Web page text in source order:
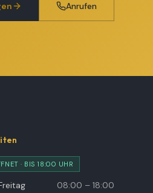
Anrufen
· BIS 18:00 UHR
08:00 – 18:00